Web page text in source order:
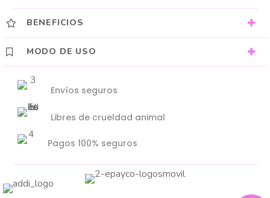
BENEFICIOS
MODO DE USO
Envíos seguros
Libres de crueldad animal
Pagos 100% seguros